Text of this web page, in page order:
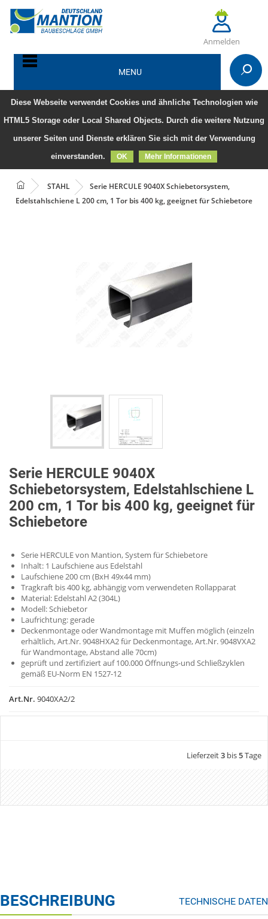
Diese Webseite verwendet Cookies und ähnliche Technologien wie
HTML5 Storage oder Local Shared Objects. Durch die weitere Nutzung
unserer Seiten und Dienste erklären Sie sich mit der Verwendung
einverstanden.
OK Mehr Informationen
Anmelden
MENU
STAHL
Serie HERCULE 9040X Schiebetorsystem,
Edelstahlschiene L 200 cm, 1 Tor bis 400 kg, geeignet für Schiebetore
Serie HERCULE 9040X
Schiebetorsystem, Edelstahlschiene L
200 cm, 1 Tor bis 400 kg, geeignet für
Schiebetore
Serie HERCULE von Mantion, System für Schiebetore
Inhalt: 1 Laufschiene aus Edelstahl
Laufschiene 200 cm (BxH 49x44 mm)
Tragkraft bis 400 kg, abhängig vom verwendeten Rollapparat
Material: Edelstahl A2 (304L)
Modell: Schiebetor
Laufrichtung: gerade
Deckenmontage oder Wandmontage mit Muffen möglich (einzeln
erhältlich, Art.Nr. 9048HXA2 für Deckenmontage, Art.Nr. 9048VXA2
für Wandmontage, Abstand alle 70cm)
geprüft und zertifiziert auf 100.000 Öffnungs-und Schließzyklen
gemäß EU-Norm EN 1527-12
Art.Nr. 9040XA2/2
Lieferzeit3 bis5Tage
BESCHREIBUNG TECHNISCHE DATEN